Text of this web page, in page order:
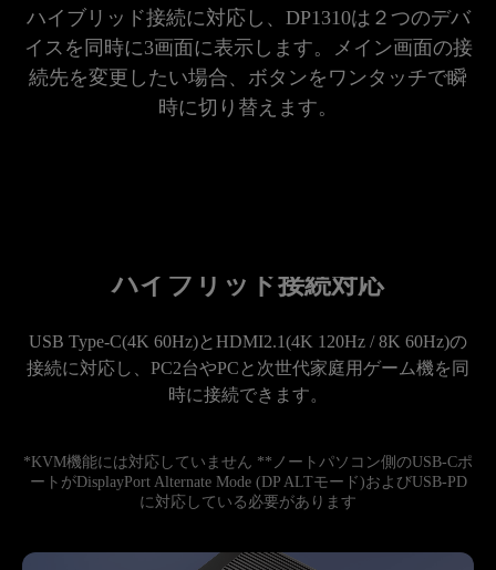
ハイブリッド接続に対応し、DP1310は２つのデバ
イスを同時に3画面に表示します。メイン画面の接
続先を変更したい場合、ボタンをワンタッチで瞬
時に切り替えます。
ハイブリッド接続対応
USB Type-C(4K 60Hz)とHDMI2.1(4K 120Hz / 8K 60Hz)の
接続に対応し、PC2台やPCと次世代家庭用ゲーム機を同
時に接続できます。
*KVM機能には対応していません **ノートパソコン側のUSB-Cポ
ートがDisplayPort Alternate Mode (DP ALTモード)およびUSB-PD
に対応している必要があります